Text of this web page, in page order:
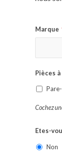
Marque
Pièces
Cochez
Etes-
Non